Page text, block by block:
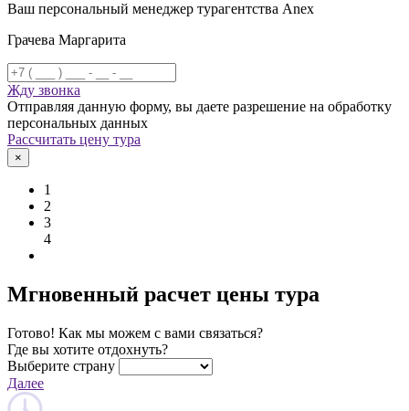
Ваш персональный менеджер турагентства Anex
Грачева Маргарита
Жду звонка
Отправляя данную форму, вы даете разрешение на обработку
персональных данных
Рассчитать цену тура
×
1
2
3
4
Мгновенный расчет цены тура
Готово! Как мы можем с вами связаться?
Где вы хотите отдохнуть?
Выберите страну
Далее